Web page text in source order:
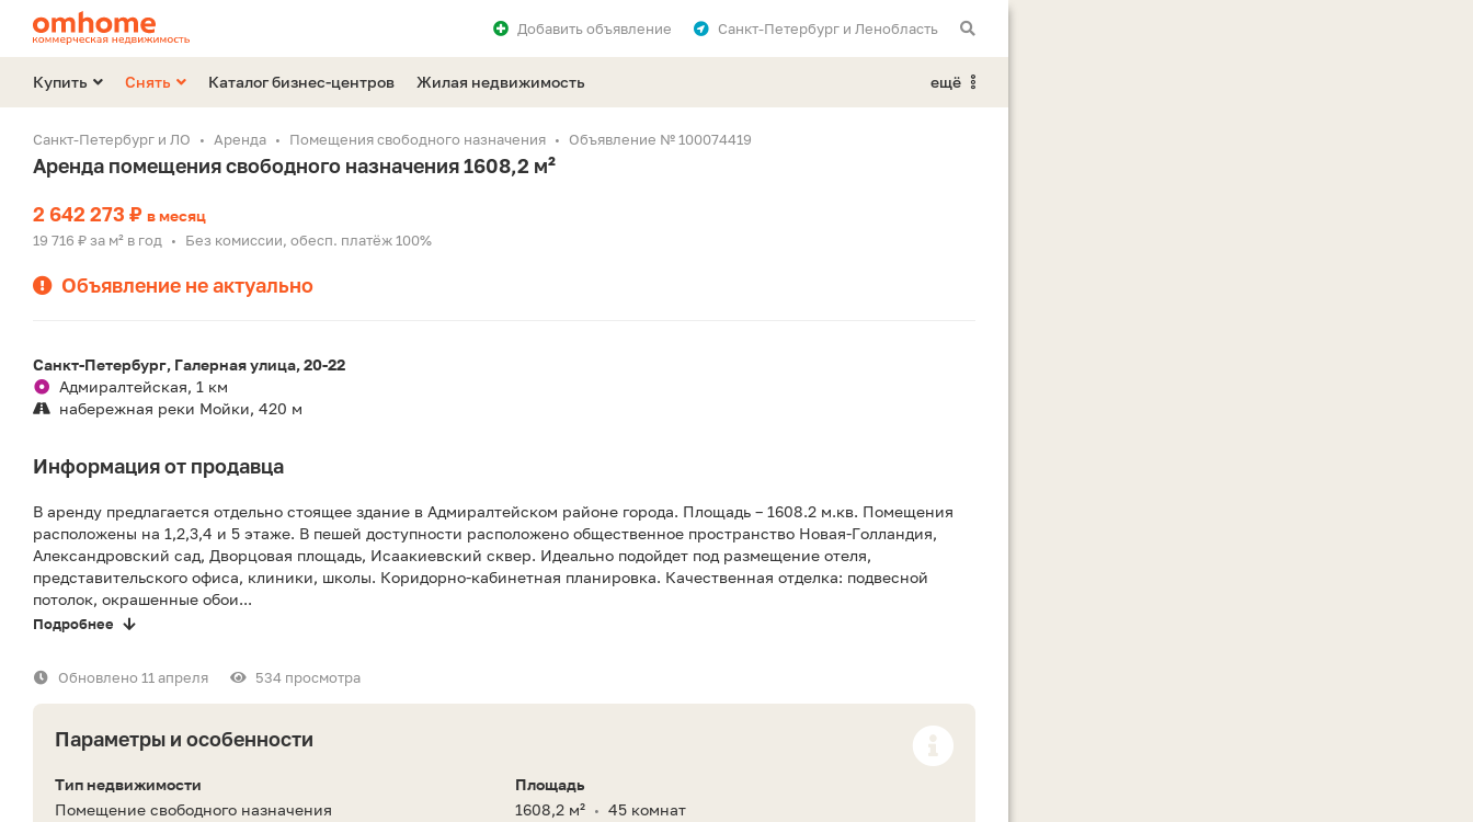
Санкт-Петербург и Ленобласть
Добавитьобъявление
Купить Снять Каталог бизнес-центров Жилая недвижимость ещё
Санкт-Петербург и ЛО Аренда Помещения свободного назначения Объявление № 100074419
Аренда помещения свободного назначения 1608,2 м²
2 642 273 ₽ в месяц
19 716 ₽ за м² в год • Без комиссии, обесп. платёж 100%
Объявление не актуально
Санкт-Петербург, Галерная улица, 20-22
Адмиралтейская, 1 км
набережная реки Мойки, 420 м
Информация от продавца
В аренду предлагается отдельно стоящее здание в Адмиралтейском районе города. Площадь – 1608.2 м.кв. Помещения
расположены на 1,2,3,4 и 5 этаже. В пешей доступности расположено общественное пространство Новая-Голландия,
Александровский сад, Дворцовая площадь, Исаакиевский сквер. Идеально подойдет под размещение отеля,
представительского офиса, клиники, школы. Коридорно-кабинетная планировка. Качественная отделка: подвесной
потолок, окрашенные обои...
Подробнее
Обновлено 11 апреля 534 просмотра
Параметры и особенности
Тип недвижимости
Помещение свободного назначения
Площадь
1608,2 м² • 45 комнат